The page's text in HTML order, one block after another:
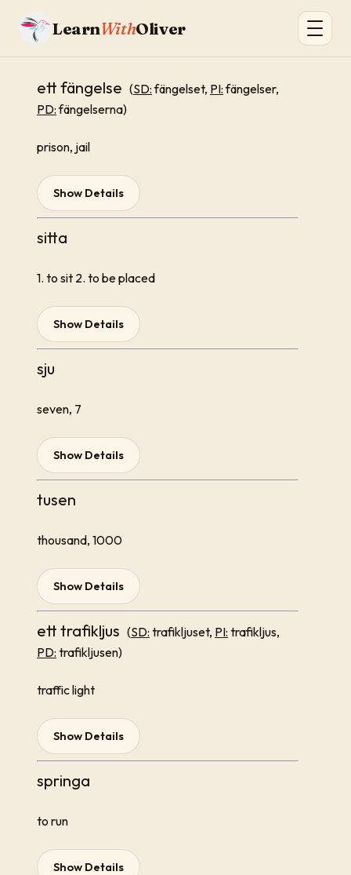
LearnWithOliver
ett fängelse (SD:fängelset, PI:fängelser,
PD:fängelserna)
prison, jail
Show Details
sitta
1. to sit 2. to be placed
Show Details
sju
seven, 7
Show Details
tusen
thousand, 1000
Show Details
ett trafikljus (SD: trafikljuset, PI: trafikljus,
PD: trafikljusen)
traffic light
Show Details
springa
to run
Show Details